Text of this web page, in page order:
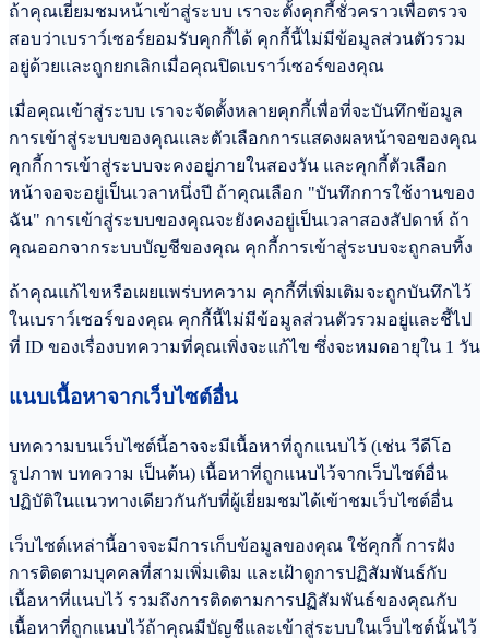
ถ้าคุณเยี่ยมชมหน้าเข้าสู่ระบบ เราจะตั้งคุกกี้ชั่วคราวเพื่อตรวจ
สอบว่าเบราว์เซอร์ยอมรับคุกกี้ได้ คุกกี้นี้ไม่มีข้อมูลส่วนตัวรวม
อยู่ด้วยและถูกยกเลิกเมื่อคุณปิดเบราว์เซอร์ของคุณ
เมื่อคุณเข้าสู่ระบบ เราจะจัดตั้งหลายคุกกี้เพื่อที่จะบันทึกข้อมูล
การเข้าสู่ระบบของคุณและตัวเลือกการแสดงผลหน้าจอของคุณ
คุกกี้การเข้าสู่ระบบจะคงอยู่ภายในสองวัน และคุกกี้ตัวเลือก
หน้าจอจะอยู่เป็นเวลาหนึ่งปี ถ้าคุณเลือก "บันทึกการใช้งานของ
ฉัน" การเข้าสู่ระบบของคุณจะยังคงอยู่เป็นเวลาสองสัปดาห์ ถ้า
คุณออกจากระบบบัญชีของคุณ คุกกี้การเข้าสู่ระบบจะถูกลบทิ้ง
ถ้าคุณแก้ไขหรือเผยแพร่บทความ คุกกี้ที่เพิ่มเติมจะถูกบันทึกไว้
ในเบราว์เซอร์ของคุณ คุกกี้นี้ไม่มีข้อมูลส่วนตัวรวมอยู่และชี้ไป
ที่ ID ของเรื่องบทความที่คุณเพิ่งจะแก้ไข ซึ่งจะหมดอายุใน 1 วัน
แนบเนื้อหาจากเว็บไซต์อื่น
บทความบนเว็บไซต์นี้อาจจะมีเนื้อหาที่ถูกแนบไว้ (เช่น วีดีโอ
รูปภาพ บทความ เป็นต้น) เนื้อหาที่ถูกแนบไว้จากเว็บไซต์อื่น
ปฏิบัติในแนวทางเดียวกันกับที่ผู้เยี่ยมชมได้เข้าชมเว็บไซต์อื่น
เว็บไซต์เหล่านี้อาจจะมีการเก็บข้อมูลของคุณ ใช้คุกกี้ การฝัง
การติดตามบุคคลที่สามเพิ่มเติม และเฝ้าดูการปฏิสัมพันธ์กับ
เนื้อหาที่แนบไว้ รวมถึงการติดตามการปฏิสัมพันธ์ของคุณกับ
เนื้อหาที่ถูกแนบไว้ถ้าคุณมีบัญชีและเข้าสู่ระบบในเว็บไซต์นั้นไว้